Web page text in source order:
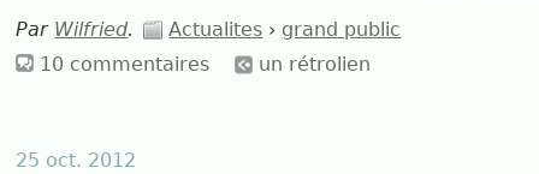
Par Wilfried. Actualites › grand public
10 commentaires
un rétrolien
25 oct. 2012